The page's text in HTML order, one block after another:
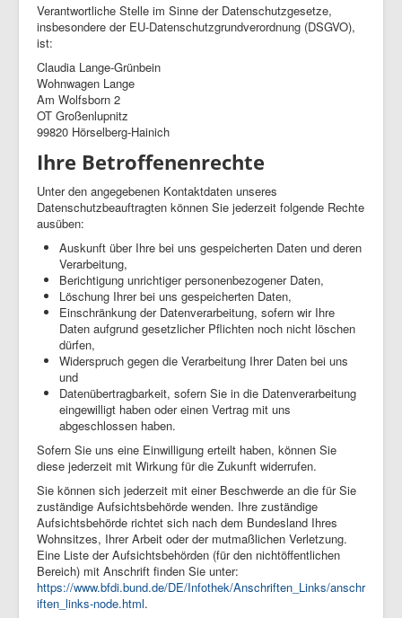
Verantwortliche Stelle im Sinne der Datenschutzgesetze,
insbesondere der EU-Datenschutzgrundverordnung (DSGVO),
ist:
Claudia Lange-Grünbein
Wohnwagen Lange
Am Wolfsborn 2
OT Großenlupnitz
99820 Hörselberg-Hainich
Ihre Betroffenenrechte
Unter den angegebenen Kontaktdaten unseres
Datenschutzbeauftragten können Sie jederzeit folgende Rechte
ausüben:
Auskunft über Ihre bei uns gespeicherten Daten und deren
Verarbeitung,
Berichtigung unrichtiger personenbezogener Daten,
Löschung Ihrer bei uns gespeicherten Daten,
Einschränkung der Datenverarbeitung, sofern wir Ihre
Daten aufgrund gesetzlicher Pflichten noch nicht löschen
dürfen,
Widerspruch gegen die Verarbeitung Ihrer Daten bei uns
und
Datenübertragbarkeit, sofern Sie in die Datenverarbeitung
eingewilligt haben oder einen Vertrag mit uns
abgeschlossen haben.
Sofern Sie uns eine Einwilligung erteilt haben, können Sie
diese jederzeit mit Wirkung für die Zukunft widerrufen.
Sie können sich jederzeit mit einer Beschwerde an die für Sie
zuständige Aufsichtsbehörde wenden. Ihre zuständige
Aufsichtsbehörde richtet sich nach dem Bundesland Ihres
Wohnsitzes, Ihrer Arbeit oder der mutmaßlichen Verletzung.
Eine Liste der Aufsichtsbehörden (für den nichtöffentlichen
Bereich) mit Anschrift finden Sie unter:
https://www.bfdi.bund.de/DE/Infothek/Anschriften_Links/anschr
iften_links-node.html.